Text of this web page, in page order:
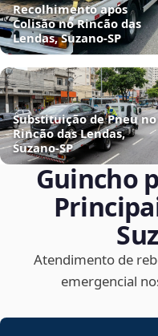
Recolhimento após
Colisão no Rincão das
Lendas, Suzano‑SP
Substituição de Pneu no
Rincão das Lendas,
Suzano‑SP
Guincho
Atendimento de
emergencial